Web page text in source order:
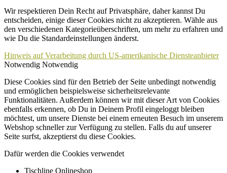
Wir respektieren Dein Recht auf Privatsphäre, daher kannst Du
entscheiden, einige dieser Cookies nicht zu akzeptieren. Wähle aus
den verschiedenen Kategorieüberschriften, um mehr zu erfahren und
wie Du die Standardeinstellungen änderst.
Hinweis auf Verarbeitung durch US-amerikanische Diensteanbieter
Notwendig Notwendig
Diese Cookies sind für den Betrieb der Seite unbedingt notwendig
und ermöglichen beispielsweise sicherheitsrelevante
Funktionalitäten. Außerdem können wir mit dieser Art von Cookies
ebenfalls erkennen, ob Du in Deinem Profil eingeloggt bleiben
möchtest, um unsere Dienste bei einem erneuten Besuch im unserem
Webshop schneller zur Verfügung zu stellen. Falls du auf unserer
Seite surfst, akzeptierst du diese Cookies.
Dafür werden die Cookies verwendet
Tischline Onlineshop